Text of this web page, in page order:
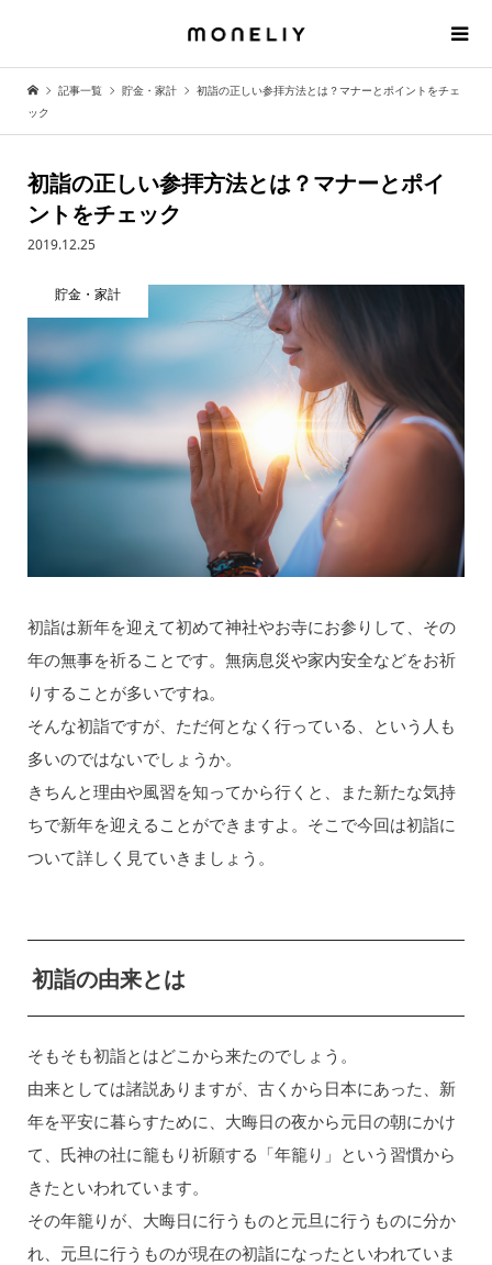
記事一覧 貯金・家計
初詣の正しい参拝方法とは？マナーとポイントをチェ
ック
初詣の正しい参拝方法とは？マナーとポイ
ントをチェック
2019.12.25
貯金・家計
初詣は新年を迎えて初めて神社やお寺にお参りして、その
年の無事を祈ることです。無病息災や家内安全などをお祈
りすることが多いですね。
そんな初詣ですが、ただ何となく行っている、という人も
多いのではないでしょうか。
きちんと理由や風習を知ってから行くと、また新たな気持
ちで新年を迎えることができますよ。そこで今回は初詣に
ついて詳しく見ていきましょう。
初詣の由来とは
そもそも初詣とはどこから来たのでしょう。
由来としては諸説ありますが、古くから日本にあった、新
年を平安に暮らすために、大晦日の夜から元日の朝にかけ
て、氏神の社に籠もり祈願する「年籠り」という習慣から
きたといわれています。
その年籠りが、大晦日に行うものと元旦に行うものに分か
れ、元旦に行うものが現在の初詣になったといわれていま